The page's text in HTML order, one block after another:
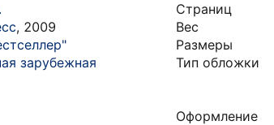
, 2009
зарубежная
Страниц
Вес
Размеры
Тип обложки
Оформление